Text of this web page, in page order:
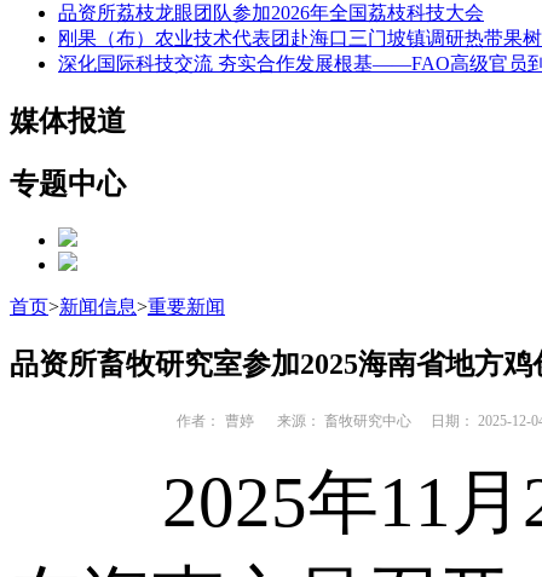
品资所荔枝龙眼团队参加2026年全国荔枝科技大会
刚果（布）农业技术代表团赴海口三门坡镇调研热带果
深化国际科技交流 夯实合作发展根基——FAO高级官员
媒体报道
专题中心
首页>新闻信息>重要新闻
品资所畜牧研究室参加2025海南省地方
作者： 曹婷 来源： 畜牧研究中心 日期： 2025-12-
2025年11